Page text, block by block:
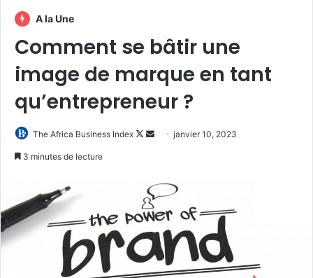
A la Une
Comment se bâtir une
image de marque en tant
qu’entrepreneur ?
The Africa Business Index
Follow
Envoyerjanvier 10, 2023
3 minutes de lecture